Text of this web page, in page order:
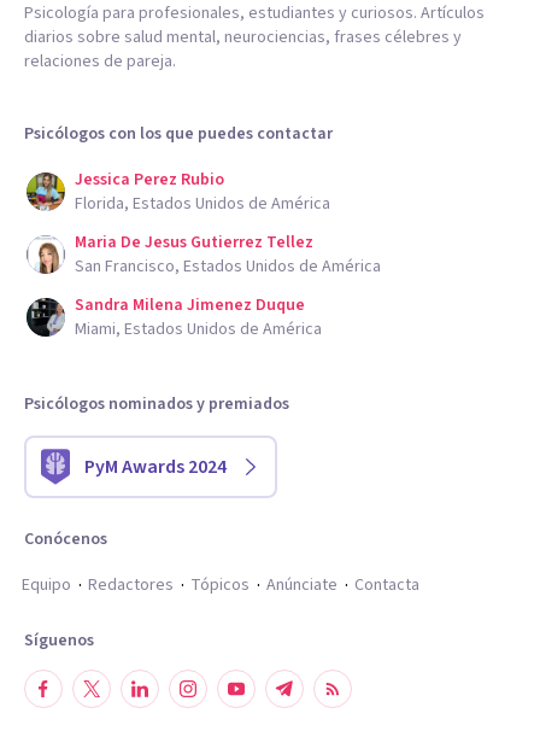
Psicología para profesionales, estudiantes y curiosos. Artículos
diarios sobre salud mental, neurociencias, frases célebres y
relaciones de pareja.
Psicólogos con los que puedes contactar
Jessica Perez Rubio
Florida, Estados Unidos de América
Maria De Jesus Gutierrez Tellez
San Francisco, Estados Unidos de América
Sandra Milena Jimenez Duque
Miami, Estados Unidos de América
Psicólogos nominados y premiados
PyM Awards 2024
Conócenos
Equipo
Redactores Tópicos Anúnciate Contacta
Síguenos